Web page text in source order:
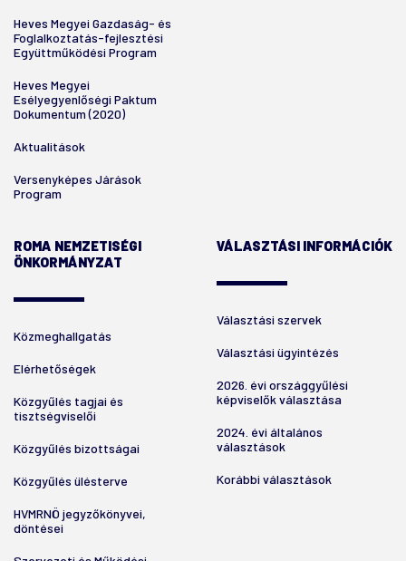
Heves Megyei Gazdaság- és
Foglalkoztatás-fejlesztési
Együttműködési Program
Heves Megyei
Esélyegyenlőségi Paktum
Dokumentum (2020)
Aktualitások
Versenyképes Járások
Program
ROMA NEMZETISÉGI
ÖNKORMÁNYZAT
Közmeghallgatás
Elérhetőségek
Közgyűlés tagjai és
tisztségviselői
Közgyűlés bizottságai
Közgyűlés ülésterve
HVMRNÖ jegyzőkönyvei,
döntései
VÁLASZTÁSI INFORMÁCIÓK
Választási szervek
Választási ügyintézés
2026. évi országgyűlési
képviselők választása
2024. évi általános
választások
Korábbi választások